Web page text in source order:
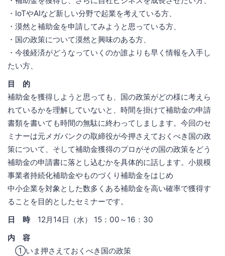
・IoTやAIなど新しい分野で起業を考えている方、
・漠然と補助金を申請してみようと思っている方、
・国の政策について漠然と興味のある方、
・今後経済がどうなっていくのか誰よりも早く情報を入手し
たい方、
目 的
補助金を獲得しようと思っても、国の政策がどの様に考えら
れているかを理解していないと、時間を掛けて補助金の申請
書類を書いても時間の無駄に終わってしまします。今回のセ
ミナーは元メガバンクの取締役が今押さえておくべき国の政
策について、そして補助金獲得のプロがその国の政策をどう
補助金の申請書に落とし込むかを具体的に話します。小規模
事業者持続化補助金やものづくり補助金をはじめ
中小企業を対象とした数多くある補助金を高い確率で獲得す
ることを目的としたセミナーです。
日 時12月14日（水） 15：00～16：30
内 容
①いま押さえておくべき国の政策